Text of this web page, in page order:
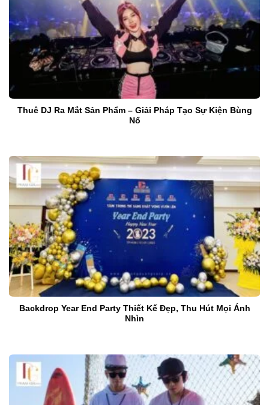
Thuê DJ Ra Mắt Sản Phẩm – Giải Pháp Tạo Sự Kiện Bùng
Nổ
Backdrop Year End Party Thiết Kế Đẹp, Thu Hút Mọi Ánh
Nhìn